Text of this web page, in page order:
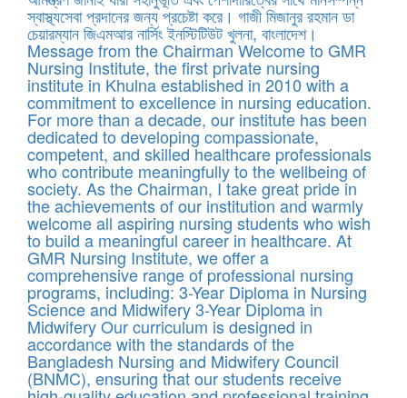
স্বাস্থ্যসেবা প্রদানের জন্য প্রচেষ্টা করে। গাজী মিজানুর রহমান ডা
চেয়ারম্যান জিএমআর নার্সিং ইনস্টিটিউট খুলনা, বাংলাদেশ।
Message from the Chairman Welcome to GMR
Nursing Institute, the first private nursing
institute in Khulna established in 2010 with a
commitment to excellence in nursing education.
For more than a decade, our institute has been
dedicated to developing compassionate,
competent, and skilled healthcare professionals
who contribute meaningfully to the wellbeing of
society. As the Chairman, I take great pride in
the achievements of our institution and warmly
welcome all aspiring nursing students who wish
to build a meaningful career in healthcare. At
GMR Nursing Institute, we offer a
comprehensive range of professional nursing
programs, including: 3-Year Diploma in Nursing
Science and Midwifery 3-Year Diploma in
Midwifery Our curriculum is designed in
accordance with the standards of the
Bangladesh Nursing and Midwifery Council
(BNMC), ensuring that our students receive